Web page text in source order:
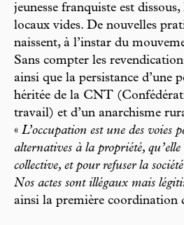
jeunesse franquiste est
locaux vides. De nouvelles
naissent, à l’instar du
Sans compter les
ainsi que la persistance d’une
héritée de la CNT
travail) et d’un anarchisme
« L’occupation est une des voies
alternatives à la propriété,
collective, et pour refuser la
Nos actes sont illégaux mais
ainsi la première coordination